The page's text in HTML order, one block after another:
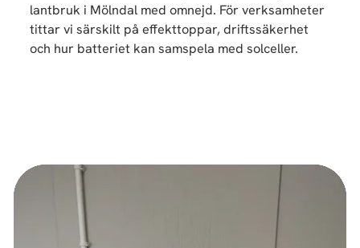
lantbruk i Mölndal med omnejd. För verksamheter
tittar vi särskilt på effekttoppar, driftssäkerhet
och hur batteriet kan samspela med solceller.